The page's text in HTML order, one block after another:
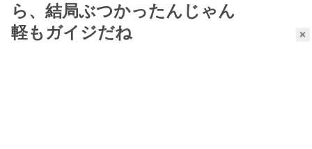
×
ら、結局ぶつかったんじゃん
軽もガイジだね